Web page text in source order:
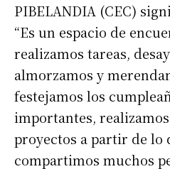
PIBELANDIA (CEC)
“Es un espacio de
realizamos tareas,
almorzamos y
festejamos los
importantes,
proyectos a partir de lo
compartimos muchos